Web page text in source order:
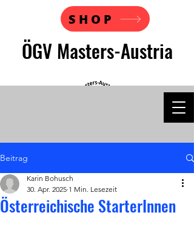
ÖGV Masters-Austria
SHOP
Beitrag
Österreichische StarterInnen
Karin Bohusch
30. Apr. 2025 1 Min. Lesezeit